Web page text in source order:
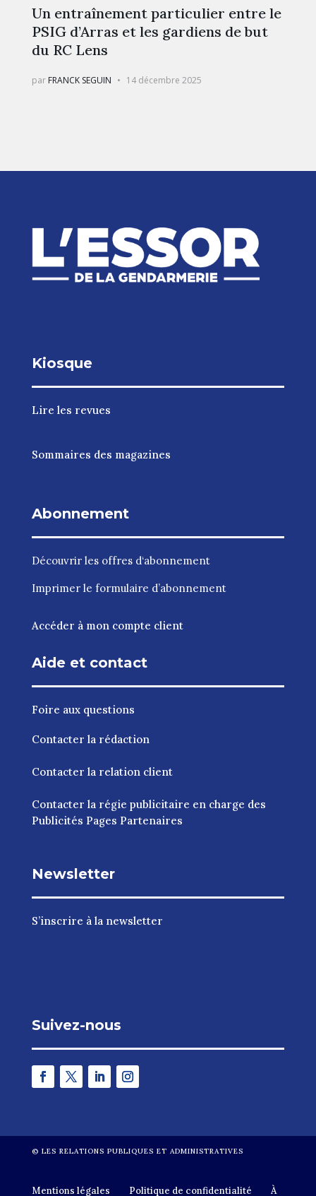
Un entraînement particulier entre le
PSIG d’Arras et les gardiens de but
du RC Lens
par FRANCK SEGUIN 14 décembre 2025
Kiosque
Lire les revues
Sommaires des magazines
Abonnement
Découvrir les offres d‘abonnement
Imprimer le formulaire d’abonnement
Accéder à mon compte client
Aide et contact
Foire aux questions
Contacter la rédaction
Contacter la relation client
Contacter la régie publicitaire en charge des
Publicités Pages Partenaires
Newsletter
S’inscrire à la newsletter
Suivez-nous
© LES RELATIONS PUBLIQUES ET ADMINISTRATIVES
Mentions légales Politique de confidentialité À